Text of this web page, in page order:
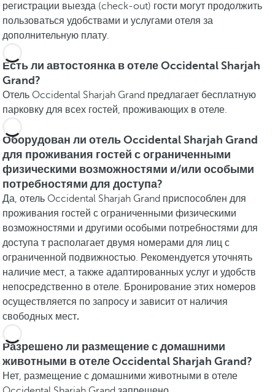
регистрации выезда (check-out) гости могут продолжить
пользоваться удобствами и услугами отеля за
дополнительную плату.
Есть ли автостоянка в отеле Occidental Sharjah
Grand?
Отель Occidental Sharjah Grand предлагает бесплатную
парковку для всех гостей, проживающих в отеле.
Оборудован ли отель Occidental Sharjah Grand
для проживания гостей с ограниченными
физическими возможностями и/или особыми
потребностями для доступа?
Да, отель Occidental Sharjah Grand приспособлен для
проживания гостей с ограниченными физическими
возможностями и другими особыми потребностями для
доступа т располагает двумя номерами для лиц с
ограниченной подвижностью. Рекомендуется уточнять
наличие мест, а также адаптированных услуг и удобств
непосредственно в отеле. Бронирование этих номеров
осуществляется по запросу и зависит от наличия
свободных мест.
Разрешено ли размещение с домашними
животными в отеле Occidental Sharjah Grand?
Нет, размещение с домашними животными в отеле